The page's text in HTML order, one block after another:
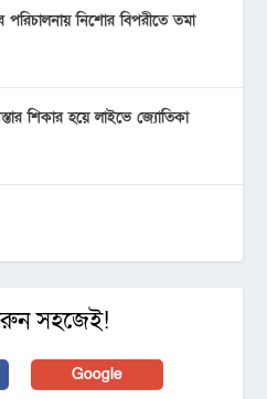
নিশোর বিপরীতে তমা
শিকার হয়ে লাইভে জ্যোতিকা
সহজেই!
Google